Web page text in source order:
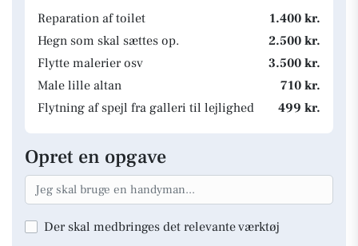
Reparation af toilet
1.400 kr.
Hegn som skal sættes op.
2.500 kr.
Flytte malerier osv
3.500 kr.
Male lille altan
710 kr.
Flytning af spejl fra galleri til lejlighed
499 kr.
Opret en opgave
Der skal medbringes det relevante værktøj